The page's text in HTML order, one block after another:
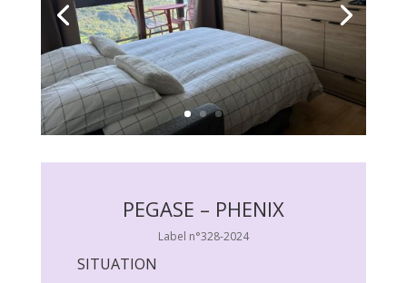
PEGASE – PHENIX
Label n°328-2024
SITUATION